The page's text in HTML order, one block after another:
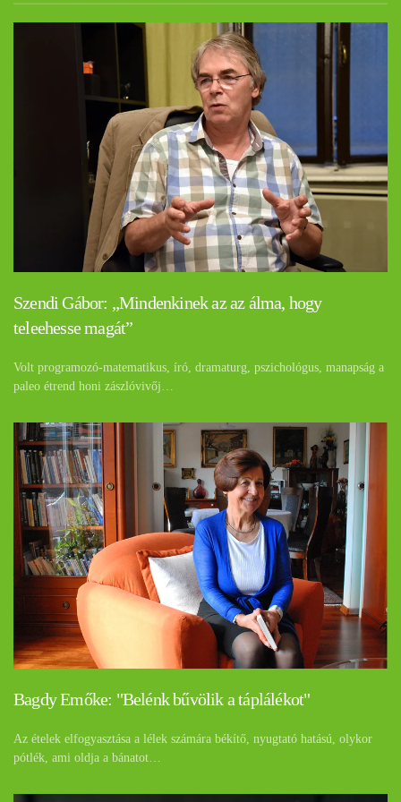
Szendi Gábor: „Mindenkinek az az álma, hogy
teleehesse magát”
Volt programozó-matematikus, író, dramaturg, pszichológus, manapság a
paleo étrend honi zászlóvivőj…
Bagdy Emőke: "Belénk bűvölik a táplálékot"
Az ételek elfogyasztása a lélek számára békítő, nyugtató hatású, olykor
pótlék, ami oldja a bánatot…